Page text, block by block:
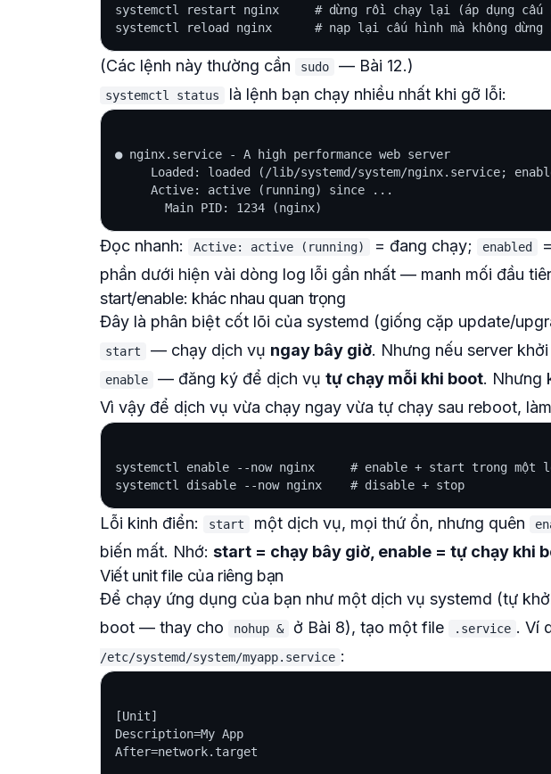
systemctl restart nginx     # dừng rồi chạy lại (áp dụng cấu
(Các lệnh này thường cần sudo — Bài 12.)
systemctl status là lệnh bạn chạy nhiều nhất khi gỡ lỗi:
● nginx.service - A high performance web server
Loaded: loaded (/lib/systemd/system/nginx.service;
     Active: active (running) since ...
Đọc nhanh: Active: active (running) = đang chạy; enabled
phần dưới hiện vài dòng log lỗi gần nhất — manh mối đầu
start/enable: khác nhau quan trọng
Đây là phân biệt cốt lõi của systemd (giống cặp update/
start — chạy dịch vụ ngay bây giờ. Nhưng nếu server
enable — đăng ký để dịch vụ tự chạy mỗi khi boot. Nhưng
Vì vậy để dịch vụ vừa chạy ngay vừa tự chạy sau reboot,
systemctl enable --now nginx     # enable + start trong một
Lỗi kinh điển: start một dịch vụ, mọi thứ ổn, nhưng quên
biến mất. Nhớ: start = chạy bây giờ, enable = tự chạy khi
Viết unit file của riêng bạn
Để chạy ứng dụng của bạn như một dịch vụ systemd (tự
boot — thay cho
nohup & ở Bài 8), tạo một file .service . Ví
/etc/systemd/system/myapp.service :
[Unit]
Description=My App
After=network.target